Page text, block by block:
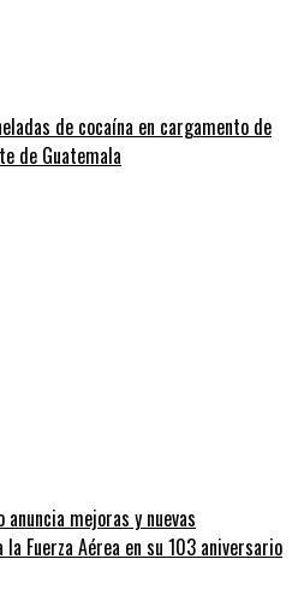
de cocaína en cargamento de
de Guatemala
mejoras y nuevas
Fuerza Aérea en su 103 aniversario